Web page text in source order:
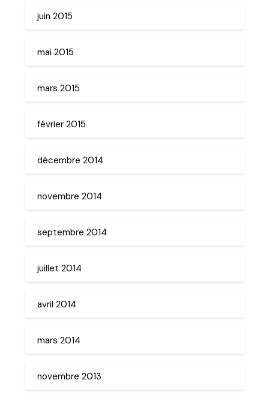
juin 2015
mai 2015
mars 2015
février 2015
décembre 2014
novembre 2014
septembre 2014
juillet 2014
avril 2014
mars 2014
novembre 2013